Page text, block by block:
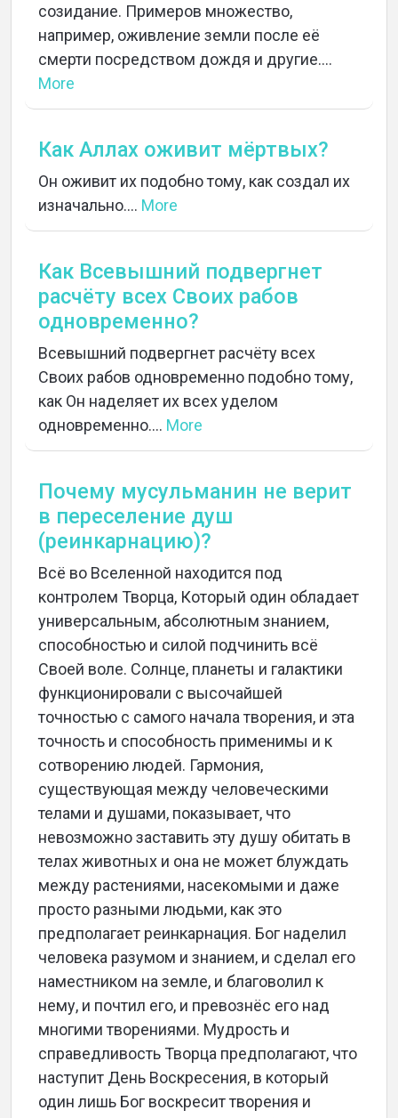
созидание. Примеров множество,
например, оживление земли после её
смерти посредством дождя и другие....
More
Как Аллах оживит мёртвых?
Он оживит их подобно тому, как создал их
изначально.... More
Как Всевышний подвергнет
расчёту всех Своих рабов
одновременно?
Всевышний подвергнет расчёту всех
Своих рабов одновременно подобно тому,
как Он наделяет их всех уделом
одновременно.... More
Почему мусульманин не верит
в переселение душ
(реинкарнацию)?
Всё во Вселенной находится под
контролем Творца, Который один обладает
универсальным, абсолютным знанием,
способностью и силой подчинить всё
Своей воле. Солнце, планеты и галактики
функционировали с высочайшей
точностью с самого начала творения, и эта
точность и способность применимы и к
сотворению людей. Гармония,
существующая между человеческими
телами и душами, показывает, что
невозможно заставить эту душу обитать в
телах животных и она не может блуждать
между растениями, насекомыми и даже
просто разными людьми, как это
предполагает реинкарнация. Бог наделил
человека разумом и знанием, и сделал его
наместником на земле, и благоволил к
нему, и почтил его, и превознёс его над
многими творениями. Мудрость и
справедливость Творца предполагают, что
наступит День Воскресения, в который
один лишь Бог воскресит творения и